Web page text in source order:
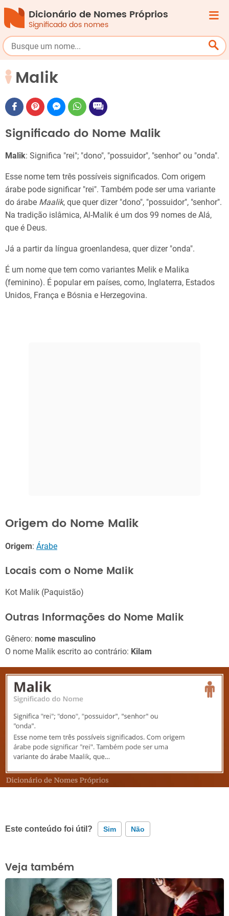
Dicionário de Nomes Próprios
Significado dos nomes
Malik
Significado do Nome Malik
Malik: Significa "rei"; "dono", "possuidor", "senhor" ou "onda".
Esse nome tem três possíveis significados. Com origem
árabe pode significar "rei". Também pode ser uma variante
do árabe Maalik, que quer dizer "dono", "possuidor", "senhor".
Na tradição islâmica, Al-Malik é um dos 99 nomes de Alá,
que é Deus.
Já a partir da língua groenlandesa, quer dizer "onda".
É um nome que tem como variantes Melik e Malika
(feminino). É popular em países, como, Inglaterra, Estados
Unidos, França e Bósnia e Herzegovina.
Origem do Nome Malik
Origem: Árabe
Locais com o Nome Malik
Kot Malik (Paquistão)
Outras Informações do Nome Malik
Gênero: nome masculino
O nome Malik escrito ao contrário: Kilam
Este conteúdo foi útil? Sim Não
Este conteúdo contém informação incorreta
Este conteúdo não tem a informação que procuro
Outro
Veja também